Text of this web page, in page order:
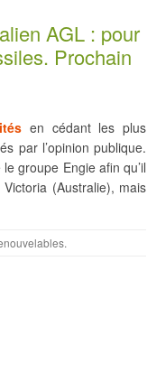
AGL : pour
Prochain
en cédant les plus
par l’opinion publique.
groupe Engie afin qu’il
(Australie), mais
.